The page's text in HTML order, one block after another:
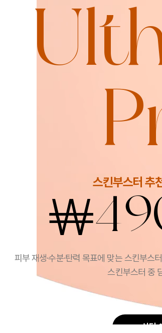
스킨부스터 추
￦
피부 재생·수분·탄력 목표에 맞는 스킨부스
스킨부스터 중
상담